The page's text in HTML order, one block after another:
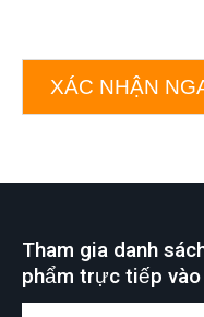
XÁC NHẬN
Tham gia danh
phẩm trực tiếp